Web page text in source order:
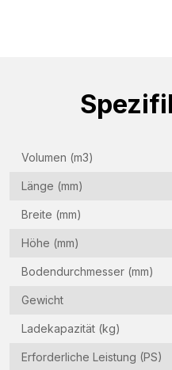
Volumen (m3)
Länge (mm)
Breite (mm)
Höhe (mm)
Bodendurchmesser (mm)
Gewicht
Ladekapazität (kg)
Erforderliche Leistung (PS)
Firmenname
E-
Adresse
(Required)
Telefon
(Required)
(Required)
Vraag